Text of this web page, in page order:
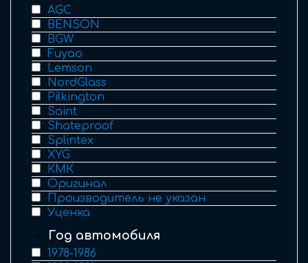
AGC
BENSON
BGW
Fuyao
Lemson
NordGlass
Pilkington
Saint
Shateproof
Splintex
XYG
КМК
Оригинал
Производитель не указан
Уценка
Год автомобиля
1978-1986